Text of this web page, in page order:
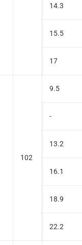
14.3
15.5
17
102
9.5
-
13.2
16.1
18.9
22.2